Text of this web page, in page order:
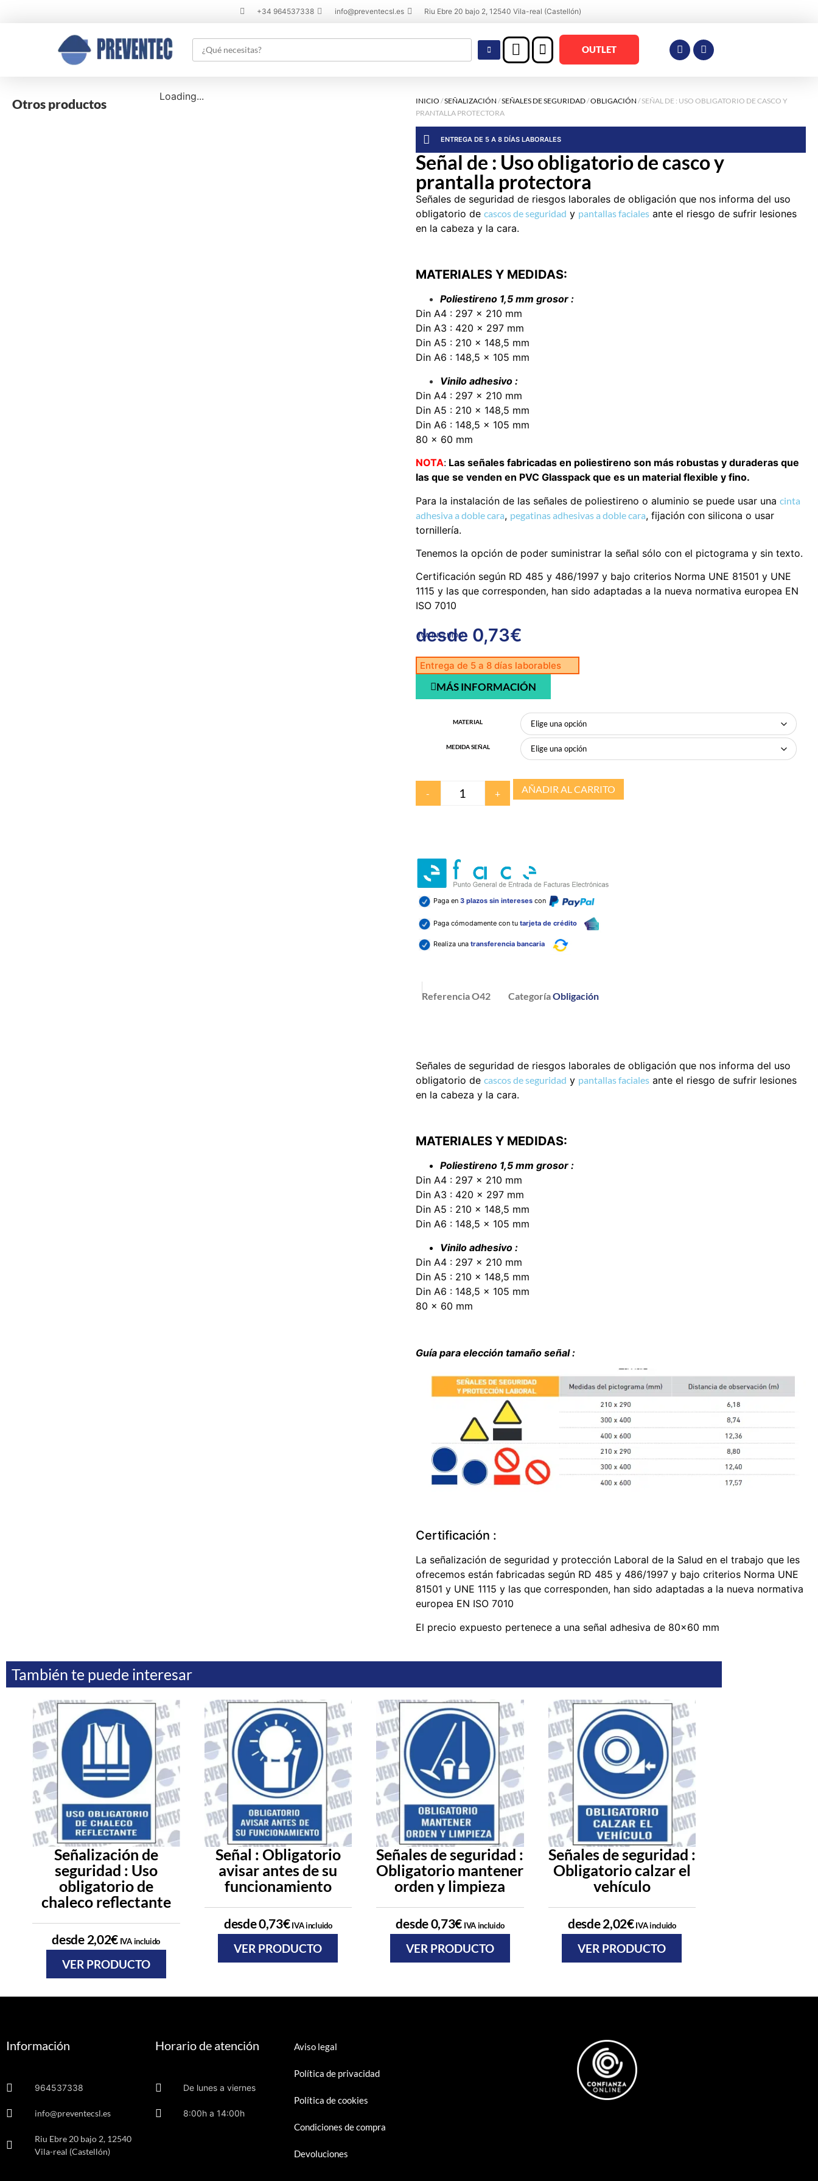
+34 964537338 info@preventecsl.es Riu Ebre 20 bajo 2, 12540 Vila-real (Castellón)
OUTLET
Otros productos Loading... INICIO /SEÑALIZACIÓN /SEÑALES DE SEGURIDAD/OBLIGACIÓN / SEÑAL DE : USO OBLIGATORIO DE CASCO Y
PRANTALLA PROTECTORA
ENTREGA DE 5 A 8 DÍAS LABORALES
Señal de : Uso obligatorio de casco y
prantalla protectora
Señales de seguridad de riesgos laborales de obligación que nos informa del uso
obligatorio de cascos de seguridad y pantallas facialesante el riesgo de sufrir lesiones
en la cabeza y la cara.
MATERIALES Y MEDIDAS:
Poliestireno 1,5 mm grosor :
Din A4 : 297 x 210 mm
Din A3 : 420 x 297 mm
Din A5 : 210 x 148,5 mm
Din A6 : 148,5 x 105 mm
Vinilo adhesivo :
Din A4 : 297 x 210 mm
Din A5 : 210 x 148,5 mm
Din A6 : 148,5 x 105 mm
80 x 60 mm
NOTA:Las señales fabricadas en poliestireno son más robustas y duraderas que
las que se venden en PVC Glasspack que es un material flexible y fino.
Para la instalación de las señales de poliestireno o aluminio se puede usar una cinta
adhesiva a doble cara, pegatinas adhesivas a doble cara, fijación con silicona o usar
tornillería.
Tenemos la opción de poder suministrar la señal sólo con el pictograma y sin texto.
Certificación según RD 485 y 486/1997 y bajo criterios Norma UNE 81501 y UNE
1115 y las que corresponden, han sido adaptadas a la nueva normativa europea EN
ISO 7010
desde 0,73€
IVA INCLUIDO
Entrega de 5 a 8 días laborables
MÁS INFORMACIÓN
MATERIAL
MEDIDA SEÑAL
- + AÑADIR AL CARRITO
Paga en 3 plazos sin intereses con
Paga cómodamente con tu tarjeta de crédito
Realiza una transferencia bancaria
ReferenciaO42 CategoríaObligación
Señales de seguridad de riesgos laborales de obligación que nos informa del uso
obligatorio de cascos de seguridad y pantallas facialesante el riesgo de sufrir lesiones
en la cabeza y la cara.
MATERIALES Y MEDIDAS:
Poliestireno 1,5 mm grosor :
Din A4 : 297 x 210 mm
Din A3 : 420 x 297 mm
Din A5 : 210 x 148,5 mm
Din A6 : 148,5 x 105 mm
Vinilo adhesivo :
Din A4 : 297 x 210 mm
Din A5 : 210 x 148,5 mm
Din A6 : 148,5 x 105 mm
80 x 60 mm
Guía para elección tamaño señal :
Certificación :
La señalización de seguridad y protección Laboral de la Salud en el trabajo que les
ofrecemos están fabricadas según RD 485 y 486/1997 y bajo criterios Norma UNE
81501 y UNE 1115 y las que corresponden, han sido adaptadas a la nueva normativa
europea EN ISO 7010
El precio expuesto pertenece a una señal adhesiva de 80x60 mm
También te puede interesar
Señalización de
seguridad : Uso
obligatorio de
chaleco reflectante
desde 2,02€ IVA incluido
VER PRODUCTO
Señal : Obligatorio
avisar antes de su
funcionamiento
desde0,73€IVA incluido
VER PRODUCTO
Señales de seguridad :
Obligatorio mantener
orden y limpieza
desde0,73€ IVA incluido
VER PRODUCTO
Señales de seguridad :
Obligatorio calzar el
vehículo
desde2,02€IVA incluido
VER PRODUCTO
Información
964537338
info@preventecsl.es
Riu Ebre 20 bajo 2, 12540
Vila-real (Castellón)
Horario de atención
De lunes a viernes
8:00h a 14:00h
Aviso legal
Política de privacidad
Política de cookies
Condiciones de compra
Devoluciones